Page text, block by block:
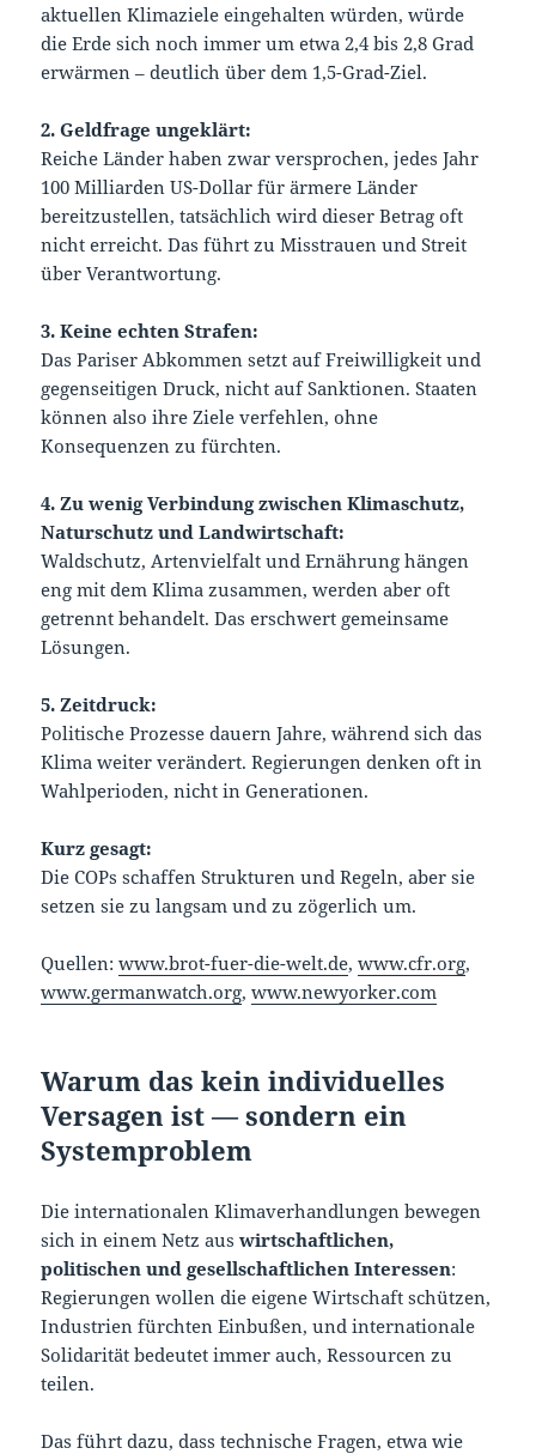
aktuellen Klimaziele eingehalten würden, würde
die Erde sich noch immer um etwa 2,4 bis 2,8 Grad
erwärmen – deutlich über dem 1,5-Grad-Ziel.
2. Geldfrage ungeklärt:
Reiche Länder haben zwar versprochen, jedes Jahr
100 Milliarden US-Dollar für ärmere Länder
bereitzustellen, tatsächlich wird dieser Betrag oft
nicht erreicht. Das führt zu Misstrauen und Streit
über Verantwortung.
3. Keine echten Strafen:
Das Pariser Abkommen setzt auf Freiwilligkeit und
gegenseitigen Druck, nicht auf Sanktionen. Staaten
können also ihre Ziele verfehlen, ohne
Konsequenzen zu fürchten.
4. Zu wenig Verbindung zwischen Klimaschutz,
Naturschutz und Landwirtschaft:
Waldschutz, Artenvielfalt und Ernährung hängen
eng mit dem Klima zusammen, werden aber oft
getrennt behandelt. Das erschwert gemeinsame
Lösungen.
5. Zeitdruck:
Politische Prozesse dauern Jahre, während sich das
Klima weiter verändert. Regierungen denken oft in
Wahlperioden, nicht in Generationen.
Kurz gesagt:
Die COPs schaffen Strukturen und Regeln, aber sie
setzen sie zu langsam und zu zögerlich um.
Quellen:www.brot-fuer-die-welt.de,www.cfr.org,
www.germanwatch.org,www.newyorker.com
Warum das kein individuelles
Versagen ist — sondern ein
Systemproblem
Die internationalen Klimaverhandlungen bewegen
sich in einem Netz auswirtschaftlichen,
politischen und gesellschaftlichen Interessen:
Regierungen wollen die eigene Wirtschaft schützen,
Industrien fürchten Einbußen, und internationale
Solidarität bedeutet immer auch, Ressourcen zu
teilen.
Das führt dazu, dass technische Fragen, etwa wie